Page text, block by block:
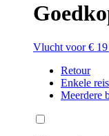
Vlucht voor € 19
Retour
Enkele reis
Meerdere